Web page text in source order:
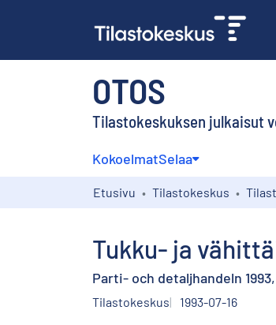
OTOS
Tilastokeskuksen julkaisut
KokoelmatSelaa
Etusivu Tilastokeskus
Tukku- ja
Parti- och detaljhandeln
Tilastokeskus 1993-07-16